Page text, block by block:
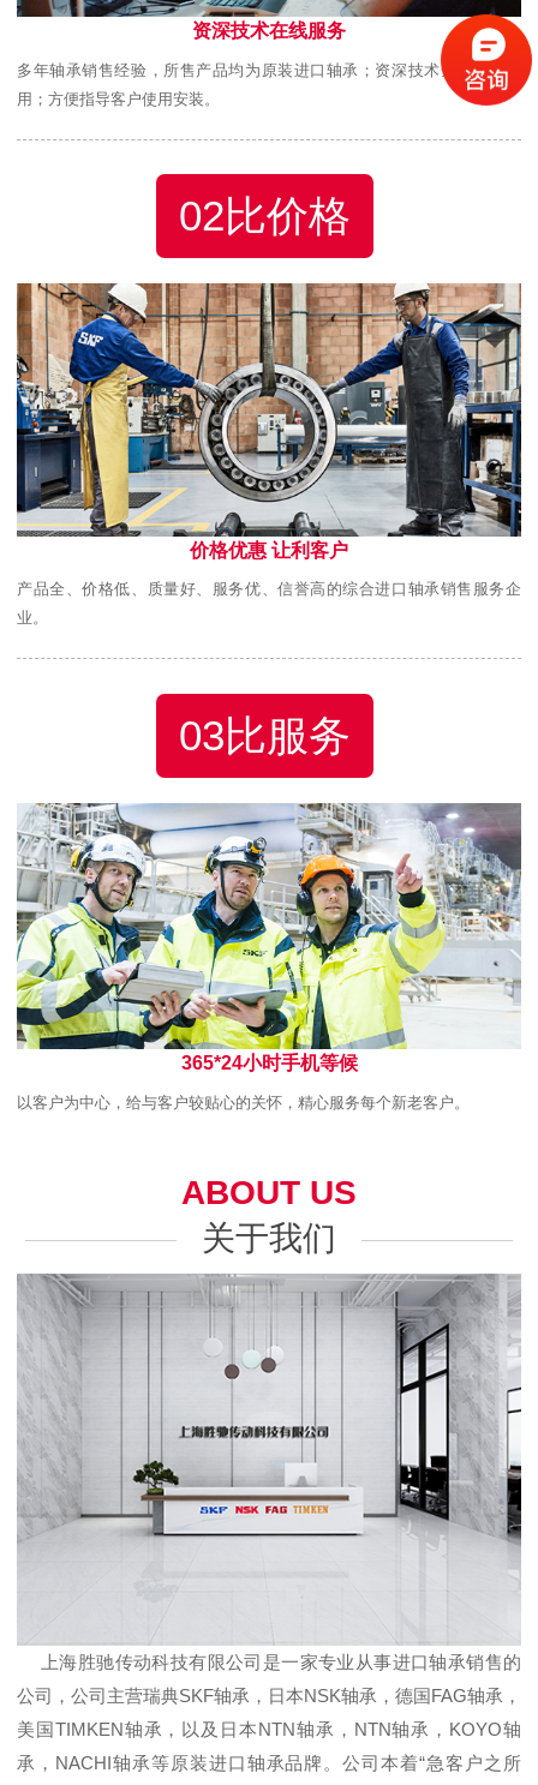
资深技术在线服务
多年轴承销售经验，所售产品均为原装进口轴承；资深技术全程跟踪使
用；方便指导客户使用安装。
02比价格
价格优惠 让利客户
产品全、价格低、质量好、服务优、信誉高的综合进口轴承销售服务企
业。
03比服务
365*24小时手机等候
以客户为中心，给与客户较贴心的关怀，精心服务每个新老客户。
ABOUT US
关于我们
上海胜驰传动科技有限公司是一家专业从事进口轴承销售的
公司，公司主营瑞典SKF轴承，日本NSK轴承，德国FAG轴承，
美国TIMKEN轴承，以及日本NTN轴承，NTN轴承，KOYO轴
承，NACHI轴承等原装进口轴承品牌。公司本着“急客户之所